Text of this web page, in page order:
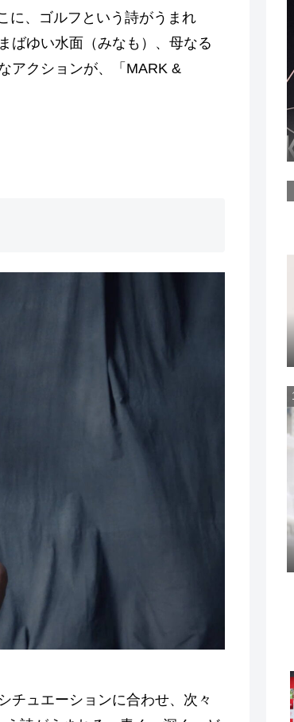
に、ゴルフという詩がうまれ
ばゆい水面（みなも）、母なる
アクションが、「MARK &
チュエーションに合わせ、次々